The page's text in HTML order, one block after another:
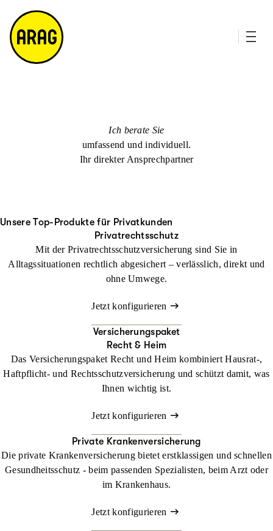
m
a
p
Ich berate Sie
umfassend und individuell.
Ihr direkter Ansprechpartner
Unsere Top-Produkte für Privatkunden
Privatrechtsschutz
Mit der Privatrechtsschutzversicherung sind Sie in
Alltagssituationen rechtlich abgesichert – verlässlich, direkt und
ohne Umwege.
Jetzt konfigurieren
Versicherungspaket
Recht & Heim
Das Versicherungspaket Recht und Heim kombiniert Hausrat-,
Haftpflicht- und Rechtsschutzversicherung und schützt damit, was
Ihnen wichtig ist.
Jetzt konfigurieren
Private Krankenversicherung
Die private Krankenversicherung bietet erstklassigen und schnellen
Gesundheitsschutz - beim passenden Spezialisten, beim Arzt oder
im Krankenhaus.
Jetzt konfigurieren